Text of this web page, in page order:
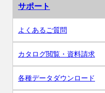
サポート
よくあるご質問
カタログ閲覧・資料請求
各種データダウンロード